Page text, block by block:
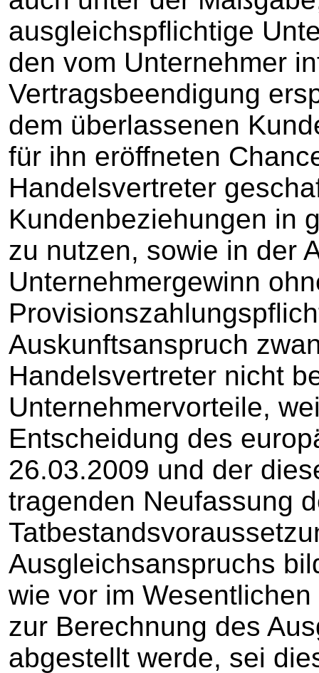
ausgleichspflichtige
den vom Unternehmer
Vertragsbeendigung
dem überlassenen
für ihn eröffneten
Handelsvertreter
Kundenbeziehungen in
zu nutzen, sowie in der
Unternehmergewinn
Auskunftsanspruch
Handelsvertreter nicht
Unternehmervorteile,
Entscheidung des
26.03.2009 und der
tragenden Neufassung
Ausgleichsanspruchs
wie vor im
zur Berechnung des
abgestellt werde, sei